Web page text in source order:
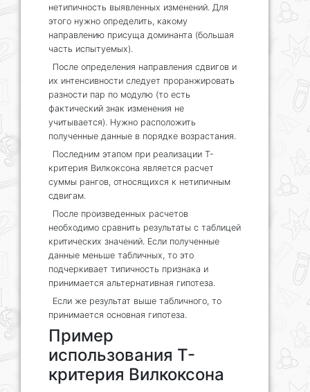
нетипичность выявленных изменений. Для
этого нужно определить, какому
направлению присуща доминанта (большая
часть испытуемых).
После определения направления сдвигов и
их интенсивности следует проранжировать
разности пар по модулю (то есть
фактический знак изменения не
учитывается). Нужно расположить
полученные данные в порядке возрастания.
Последним этапом при реализации Т-
критерия Вилкоксона является расчет
суммы рангов, относящихся к нетипичным
сдвигам.
После произведенных расчетов
необходимо сравнить результаты с таблицей
критических значений. Если полученные
данные меньше табличных, то это
подчеркивает типичность признака и
принимается альтернативная гипотеза.
Если же результат выше табличного, то
принимается основная гипотеза.
Пример
использования Т-
критерия Вилкоксона